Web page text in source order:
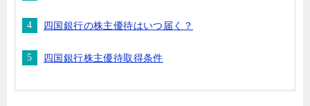
四国銀行の株主優待はいつ届く？
四国銀行株主優待取得条件